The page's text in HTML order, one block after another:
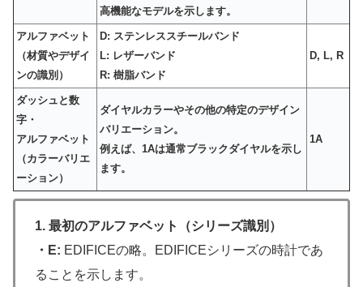
高機能なモデルを示します。
アルファベット
（材質やデザイ
ンの識別）
D: ステンレススチールバンド
L: レザーバンド
R: 樹脂バンド
D, L, R
ダッシュと数
字・
アルファベット
（カラーバリエ
ーション）
ダイヤルカラーやその他の特定のデザイン
バリエーション。
例えば、1Aは通常ブラックダイヤルを示し
ます。
1A
1. 最初のアルファベット（シリーズ識別）
・E: EDIFICEの略。EDIFICEシリーズの時計であ
ることを示します。